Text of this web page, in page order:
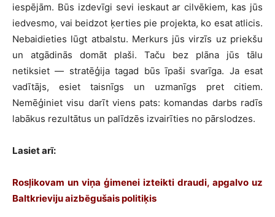
iespējām. Būs izdevīgi sevi ieskaut ar cilvēkiem, kas jūs
iedvesmo, vai beidzot ķerties pie projekta, ko esat atlicis.
Nebaidieties lūgt atbalstu. Merkurs jūs virzīs uz priekšu
un atgādinās domāt plaši. Taču bez plāna jūs tālu
netiksiet — stratēģija tagad būs īpaši svarīga. Ja esat
vadītājs, esiet taisnīgs un uzmanīgs pret citiem.
Nemēģiniet visu darīt viens pats: komandas darbs radīs
labākus rezultātus un palīdzēs izvairīties no pārslodzes.
Lasiet arī:
Rosļikovam un viņa ģimenei izteikti draudi, apgalvo uz
Baltkrieviju aizbēgušais politiķis